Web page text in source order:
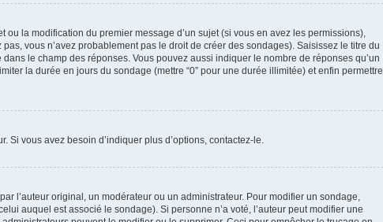
ou la modification du premier message d’un sujet (si vous en avez les permissions),
vous n’avez probablement pas le droit de créer des sondages). Saisissez le titre du
le champ des réponses. Vous pouvez aussi indiquer le nombre de réponses qu’un
la durée en jours du sondage (mettre “0” pour une durée illimitée) et enfin permettre
Si vous avez besoin d’indiquer plus d’options, contactez-le.
l’auteur original, un modérateur ou un administrateur. Pour modifier un sondage,
auquel est associé le sondage). Si personne n’a voté, l’auteur peut modifier une